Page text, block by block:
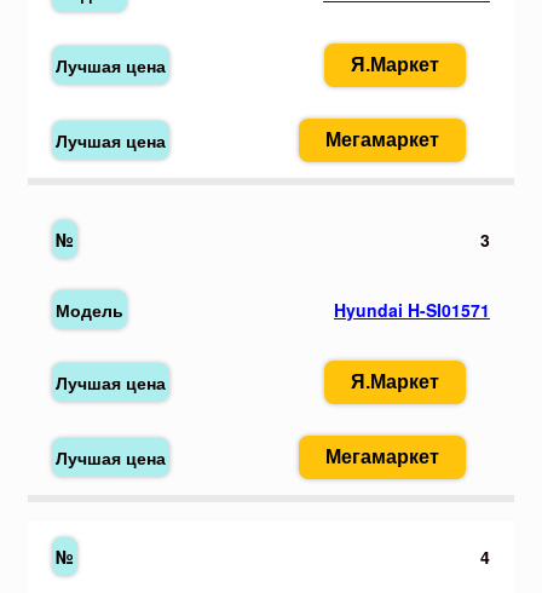
Я.Маркет
Мегамаркет
3
Hyundai H-SI01571
Я.Маркет
Мегамаркет
4